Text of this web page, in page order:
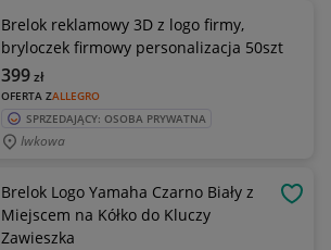
Brelok reklamowy 3D z logo firmy,
bryloczek firmowy personalizacja 50szt
OFERTA ZALLEGRO
399zł
SPRZEDAJĄCY: OSOBA PRYWATNA
Iwkowa
Brelok Logo Yamaha Czarno Biały z
Miejscem na Kółko do Kluczy
Zawieszka